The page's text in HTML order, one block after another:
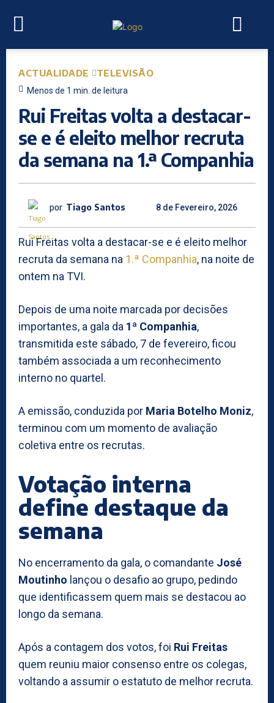
ACTUALIDADE TELEVISÃO
Menos de 1 min. de leitura
Rui Freitas volta a destacar-
se e é eleito melhor recruta
da semana na 1.ª Companhia
por Tiago Santos 8 de Fevereiro, 2026
Rui Freitas volta a destacar-se e é eleito melhor
recruta da semana na 1.ª Companhia, na noite de
ontem na TVI.
Depois de uma noite marcada por decisões
importantes, a gala da 1ª Companhia,
transmitida este sábado, 7 de fevereiro, ficou
também associada a um reconhecimento
interno no quartel.
A emissão, conduzida por Maria Botelho Moniz,
terminou com um momento de avaliação
coletiva entre os recrutas.
Votação interna
define destaque da
semana
No encerramento da gala, o comandante José
Moutinho lançou o desafio ao grupo, pedindo
que identificassem quem mais se destacou ao
longo da semana.
Após a contagem dos votos, foi Rui Freitas
quem reuniu maior consenso entre os colegas,
voltando a assumir o estatuto de melhor recruta.